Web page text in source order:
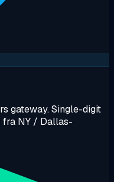
gateway. Single-digit
fra NY / Dallas-